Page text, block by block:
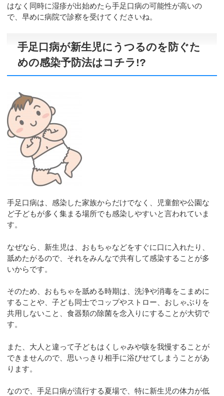
はなく同時に湿疹が出始めたら手足口病の可能性が高いの
で、早めに病院で診察を受けてくださいね。
手足口病が新生児にうつるのを防ぐた
めの感染予防法はコチラ!?
手足口病は、感染した家族からだけでなく、児童館や公園な
ど子どもが多く集まる場所でも感染しやすいと言われていま
す。
なぜなら、新生児は、おもちゃなどをすぐに口に入れたり、
舐めたがるので、それをみんなで共有して感染することが多
いからです。
そのため、おもちゃを舐める時期は、洗浄や消毒をこまめに
することや、子ども同士でコップやストロー、おしゃぶりを
共用しないこと、食器類の除菌を念入りにすることが大切で
す。
また、大人と違って子どもはくしゃみや咳を我慢することが
できませんので、思いっきり相手に浴びせてしまうことがあ
ります。
なので、手足口病が流行する夏場で、特に新生児の体力が低